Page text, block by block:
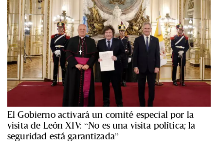
El Gobierno activará un comité especial por la
visita de León XIV: “No es una visita política; la
seguridad está garantizada”